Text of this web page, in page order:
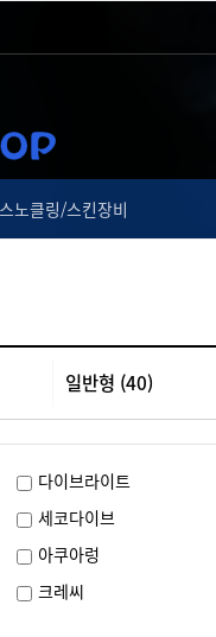
스노클링/스킨장비
일반형 (40)
다이브라이트
세코다이브
아쿠아렁
크레씨